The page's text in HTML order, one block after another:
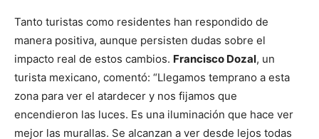
Tanto turistas como residentes han respondido de
manera positiva, aunque persisten dudas sobre el
impacto real de estos cambios. Francisco Dozal, un
turista mexicano, comentó: “Llegamos temprano a esta
zona para ver el atardecer y nos fijamos que
encendieron las luces. Es una iluminación que hace ver
mejor las murallas. Se alcanzan a ver desde lejos todas